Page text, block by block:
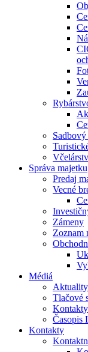
Správa majetku
Predaj
Vecné
Zámeny
Zoznam
Médiá
Aktuality
Tlačové
Časopis
Kontakty